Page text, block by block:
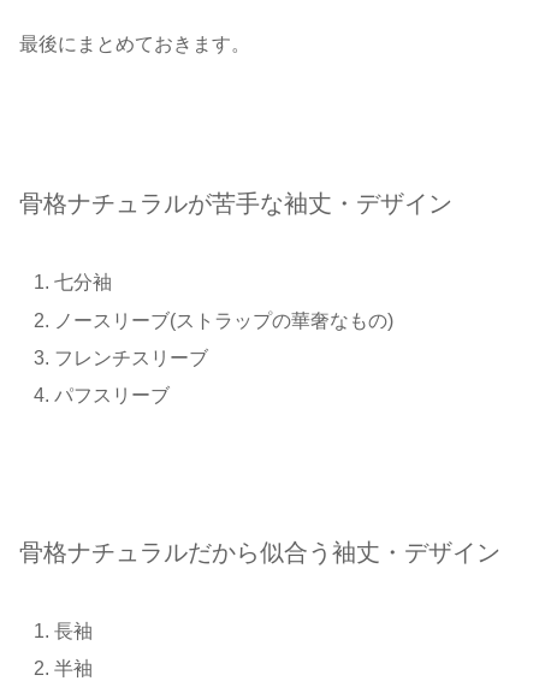
最後にまとめておきます。
骨格ナチュラルが苦手な袖丈・デザイン
七分袖
ノースリーブ(ストラップの華奢なもの)
フレンチスリーブ
パフスリーブ
骨格ナチュラルだから似合う袖丈・デザイン
長袖
半袖